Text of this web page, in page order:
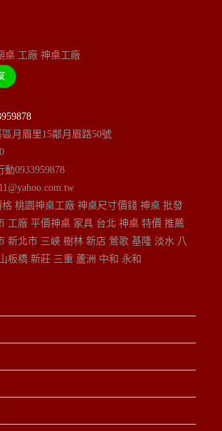
桌 工廠 神桌工廠
月眉里15鄰月眉路50號
0933959878
桃園神桌工廠 神桌尺寸價錢 神桌 批發
工廠 平價神桌 家具 台北 神桌 特價 推薦
新北市 三峽 樹林 新店 鶯歌 基隆 淡水 八
板橋 新莊 三重 蘆洲 中和 永和